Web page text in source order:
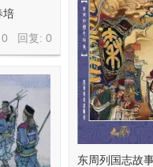
培
0 回复: 0
东周列国志故